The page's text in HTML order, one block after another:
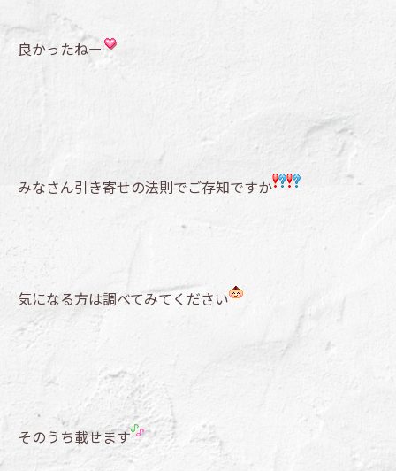
良かったねー
みなさん引き寄せの法則でご存知ですか
気になる方は調べてみてください
そのうち載せます